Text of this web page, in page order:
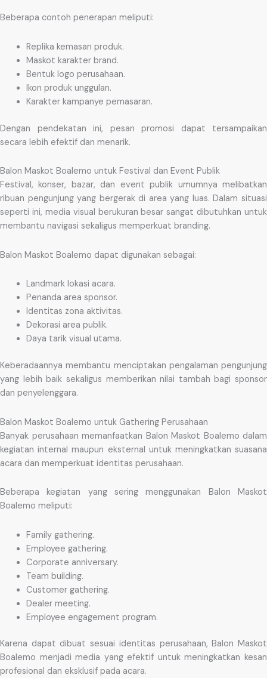
Beberapa contoh penerapan meliputi:
Replika kemasan produk.
Maskot karakter brand.
Bentuk logo perusahaan.
Ikon produk unggulan.
Karakter kampanye pemasaran.
Dengan pendekatan ini, pesan promosi dapat tersampaikan
secara lebih efektif dan menarik.
Balon Maskot Boalemo untuk Festival dan Event Publik
Festival, konser, bazar, dan event publik umumnya melibatkan
ribuan pengunjung yang bergerak di area yang luas. Dalam situasi
seperti ini, media visual berukuran besar sangat dibutuhkan untuk
membantu navigasi sekaligus memperkuat branding.
Balon Maskot Boalemo dapat digunakan sebagai:
Landmark lokasi acara.
Penanda area sponsor.
Identitas zona aktivitas.
Dekorasi area publik.
Daya tarik visual utama.
Keberadaannya membantu menciptakan pengalaman pengunjung
yang lebih baik sekaligus memberikan nilai tambah bagi sponsor
dan penyelenggara.
Balon Maskot Boalemo untuk Gathering Perusahaan
Banyak perusahaan memanfaatkan Balon Maskot Boalemo dalam
kegiatan internal maupun eksternal untuk meningkatkan suasana
acara dan memperkuat identitas perusahaan.
Beberapa kegiatan yang sering menggunakan Balon Maskot
Boalemo meliputi:
Family gathering.
Employee gathering.
Corporate anniversary.
Team building.
Customer gathering.
Dealer meeting.
Employee engagement program.
Karena dapat dibuat sesuai identitas perusahaan, Balon Maskot
Boalemo menjadi media yang efektif untuk meningkatkan kesan
profesional dan eksklusif pada acara.